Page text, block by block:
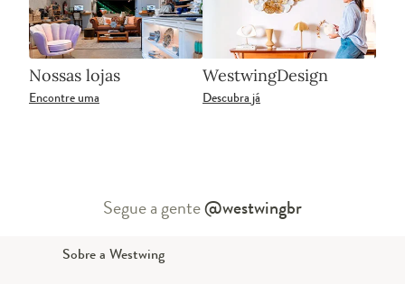
Nossas lojas
Encontre uma
WestwingDesign
Descubra já
Segue a gente@westwingbr
Sobre a Westwing